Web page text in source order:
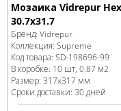
Мозаика Vidrepur
30.7х31.7
Бренд: Vidrepur
Коллекция: Supreme
Код товара: SD-198696-99
В коробке: 10 шт, 0.87 м2
Размер: 317x317 мм
Сроки доставки: 30 дней